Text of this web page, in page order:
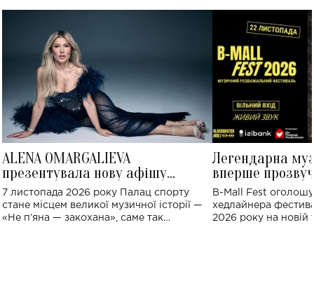
ALENA OMARGALIEVA
презентувала нову афішу
великого концерту в Палаці
спорту
7 листопада 2026 року Палац спорту
стане місцем великої музичної історії —
«Не пʼяна — закохана», саме так
Легендарна
вперше
Україні: де
B-Mall Fest
хедлайнера
2026 року на новій